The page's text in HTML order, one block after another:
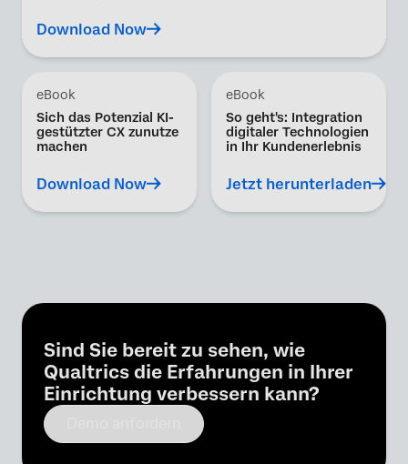
Download Now
eBook
Sich das Potenzial KI-
gestützter CX zunutze
machen
Download Now
eBook
So geht's: Integration
digitaler Technologien
in Ihr Kundenerlebnis
Jetzt herunterladen
Sind Sie bereit zu sehen, wie
Qualtrics die Erfahrungen in Ihrer
Einrichtung verbessern kann?